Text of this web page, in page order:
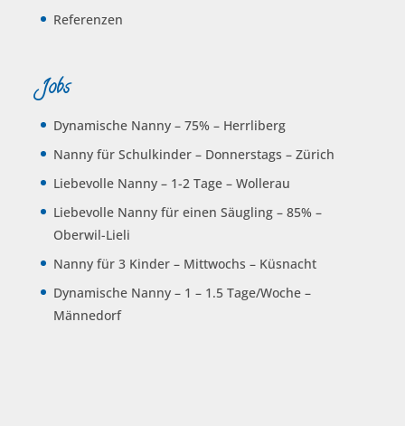
Referenzen
Jobs
Dynamische Nanny – 75% – Herrliberg
Nanny für Schulkinder – Donnerstags – Zürich
Liebevolle Nanny – 1-2 Tage – Wollerau
Liebevolle Nanny für einen Säugling – 85% –
Oberwil-Lieli
Nanny für 3 Kinder – Mittwochs – Küsnacht
Dynamische Nanny – 1 – 1.5 Tage/Woche –
Männedorf